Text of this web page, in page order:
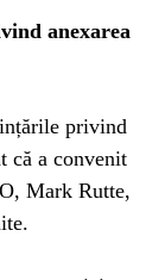
anexarea
privind
că a convenit
Mark Rutte,